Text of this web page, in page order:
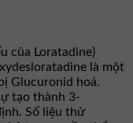
của Loratadine)
là một
Glucuronid hoá.
tạo thành 3-
Số liệu thử